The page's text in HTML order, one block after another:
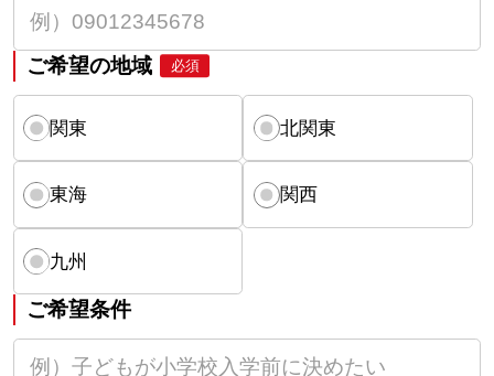
ご希望の地域 必須
関東 北関東
東海 関西
九州
ご希望条件